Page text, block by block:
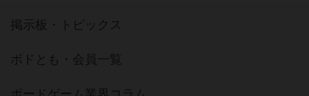
掲示板・トピックス
ボドとも・会員一覧